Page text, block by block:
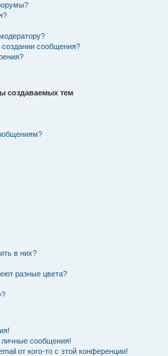
создании сообщения?
создаваемых тем
в них?
разные цвета?
сообщения!
от кого-то с этой конференции!